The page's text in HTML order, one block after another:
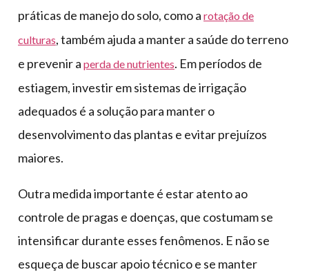
práticas de manejo do solo, como a rotação de
culturas, também ajuda a manter a saúde do terreno
e prevenir a perda de nutrientes. Em períodos de
estiagem, investir em sistemas de irrigação
adequados é a solução para manter o
desenvolvimento das plantas e evitar prejuízos
maiores.
Outra medida importante é estar atento ao
controle de pragas e doenças, que costumam se
intensificar durante esses fenômenos. E não se
esqueça de buscar apoio técnico e se manter